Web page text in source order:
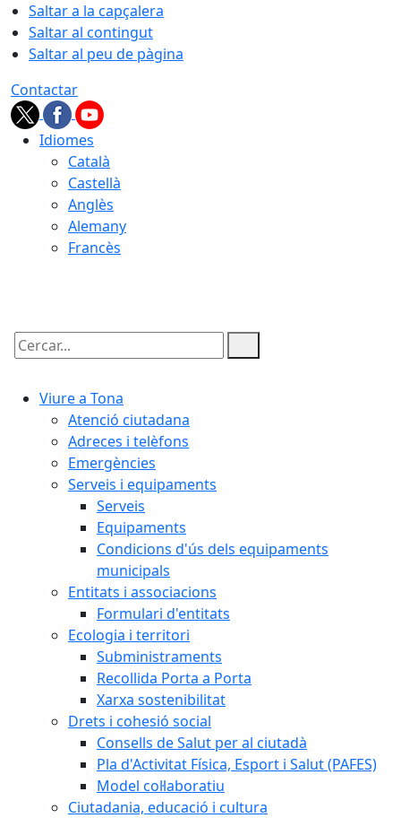
Saltar a la capçalera
Saltar al contingut
Saltar al peu de pàgina
Contactar
Idiomes
Català
Castellà
Anglès
Alemany
Francès
Cercar:
Viure a Tona
Atenció ciutadana
Adreces i telèfons
Emergències
Serveis i equipaments
Serveis
Equipaments
Condicions d'ús dels equipaments
municipals
Entitats i associacions
Formulari d'entitats
Ecologia i territori
Subministraments
Recollida Porta a Porta
Xarxa sostenibilitat
Drets i cohesió social
Consells de Salut per al ciutadà
Pla d'Activitat Física, Esport i Salut (PAFES)
Model col·laboratiu
Ciutadania, educació i cultura